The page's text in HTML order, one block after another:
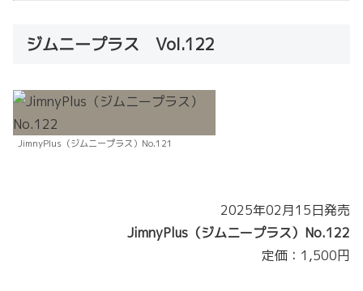
ジムニープラス Vol.122
JimnyPlus（ジムニープラス）No.121
2025年02月15日発売
JimnyPlus（ジムニープラス）No.122
定価：1,500円